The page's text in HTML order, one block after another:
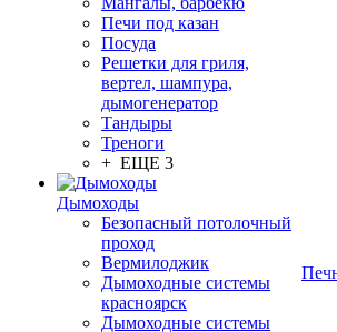
Печи под казан
Посуда
Решетки для гриля,
вертел, шампура,
дымогенератор
Тандыры
Треноги
+ ЕЩЕ 3
Дымоходы
Безопасный потолочный
проход
Вермилоджик
Дымоходные системы
красноярск
Дымоходные системы